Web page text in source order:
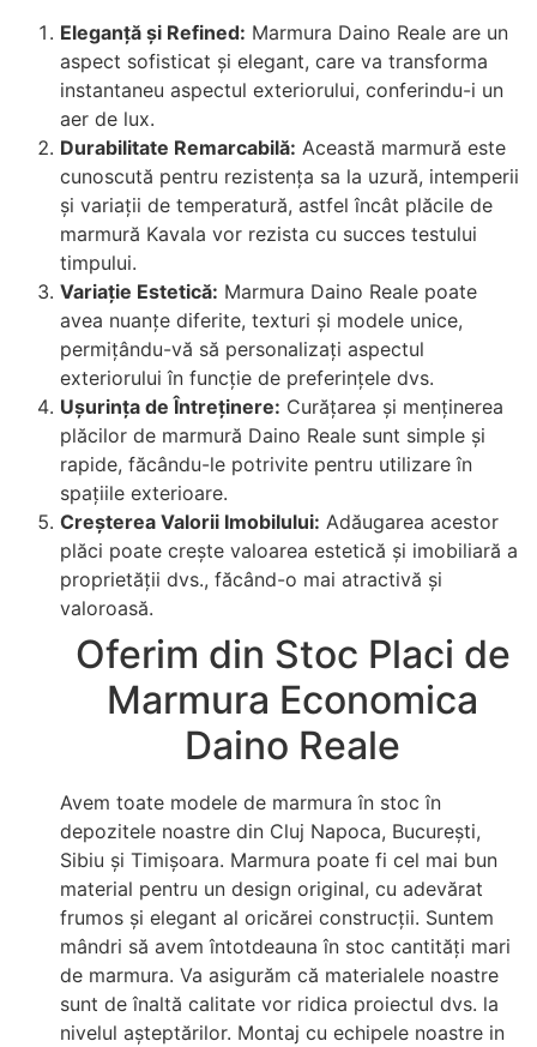
Eleganță și Refined: Marmura Daino Reale are un
aspect sofisticat și elegant, care va transforma
instantaneu aspectul exteriorului, conferindu-i un
aer de lux.
Durabilitate Remarcabilă: Această marmură este
cunoscută pentru rezistența sa la uzură, intemperii
și variații de temperatură, astfel încât plăcile de
marmură Kavala vor rezista cu succes testului
timpului.
Variație Estetică: Marmura Daino Reale poate
avea nuanțe diferite, texturi și modele unice,
permițându-vă să personalizați aspectul
exteriorului în funcție de preferințele dvs.
Ușurința de Întreținere: Curățarea și menținerea
plăcilor de marmură Daino Reale sunt simple și
rapide, făcându-le potrivite pentru utilizare în
spațiile exterioare.
Creșterea Valorii Imobilului: Adăugarea acestor
plăci poate crește valoarea estetică și imobiliară a
proprietății dvs., făcând-o mai atractivă și
valoroasă.
Oferim din Stoc Placi de
Marmura Economica
Daino Reale
Avem toate modele de marmura în stoc în
depozitele noastre din Cluj Napoca, București,
Sibiu și Timișoara. Marmura poate fi cel mai bun
material pentru un design original, cu adevărat
frumos și elegant al oricărei construcții. Suntem
mândri să avem întotdeauna în stoc cantități mari
de marmura. Va asigurăm că materialele noastre
sunt de înaltă calitate vor ridica proiectul dvs. la
nivelul așteptărilor. Montaj cu echipele noastre in